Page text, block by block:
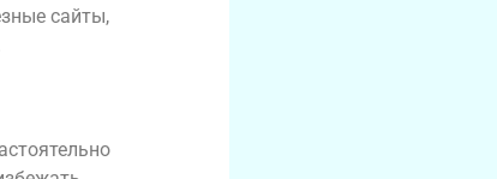
сайты,